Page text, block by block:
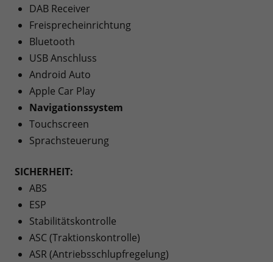
DAB Receiver
Freisprecheinrichtung
Bluetooth
USB Anschluss
Android Auto
Apple Car Play
Navigationssystem
Touchscreen
Sprachsteuerung
SICHERHEIT:
ABS
ESP
Stabilitätskontrolle
ASC (Traktionskontrolle)
ASR (Antriebsschlupfregelung)